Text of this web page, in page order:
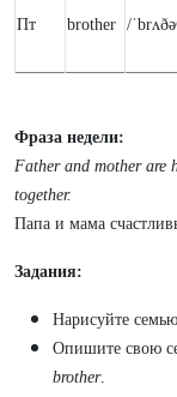
Пт brother /
Фраза недели:
Father and mother are
together.
Папа и мама
Задания:
Нарисуйте
Опишите свою
brother.